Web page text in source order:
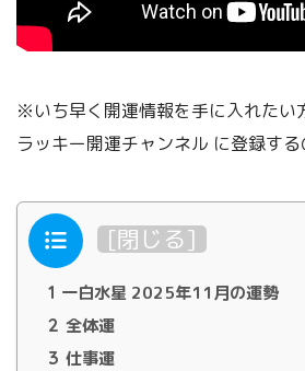
※いち早く開運情報を手に入れたい
ラッキー開運チャンネル に登録す
目次 [閉じる]
1 一白水星 2025年11月の運勢
2 全体運
3 仕事運